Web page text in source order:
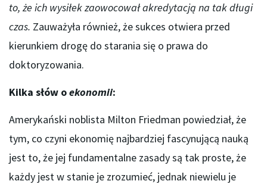
to, że ich wysiłek zaowocował akredytacją na tak długi
czas. Zauważyła również, że sukces otwiera przed
kierunkiem drogę do starania się o prawa do
doktoryzowania.
Kilka słów oekonomii:
Amerykański noblista Milton Friedman powiedział, że
tym, co czyni ekonomię najbardziej fascynującą nauką
jest to, że jej fundamentalne zasady są tak proste, że
każdy jest w stanie je zrozumieć, jednak niewielu je